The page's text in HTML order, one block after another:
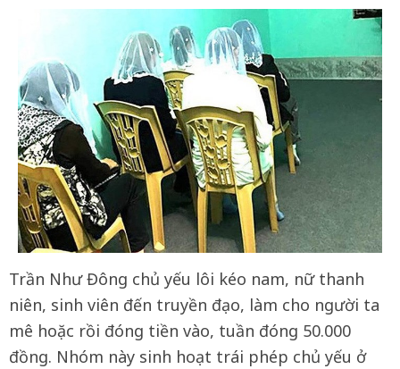
Trần Như Đông chủ yếu lôi kéo nam, nữ thanh
niên, sinh viên đến truyền đạo, làm cho người ta
mê hoặc rồi đóng tiền vào, tuần đóng 50.000
đồng. Nhóm này sinh hoạt trái phép chủ yếu ở